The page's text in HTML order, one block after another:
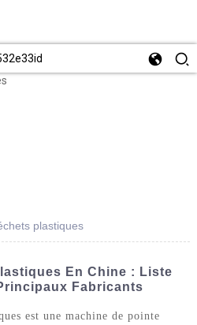
plastiques
En Chine : Liste
Fabricants
est une machine de pointe